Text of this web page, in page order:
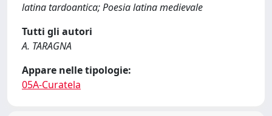
latina tardoantica; Poesia latina medievale
Tutti gli autori
A. TARAGNA
Appare nelle tipologie:
05A-Curatela